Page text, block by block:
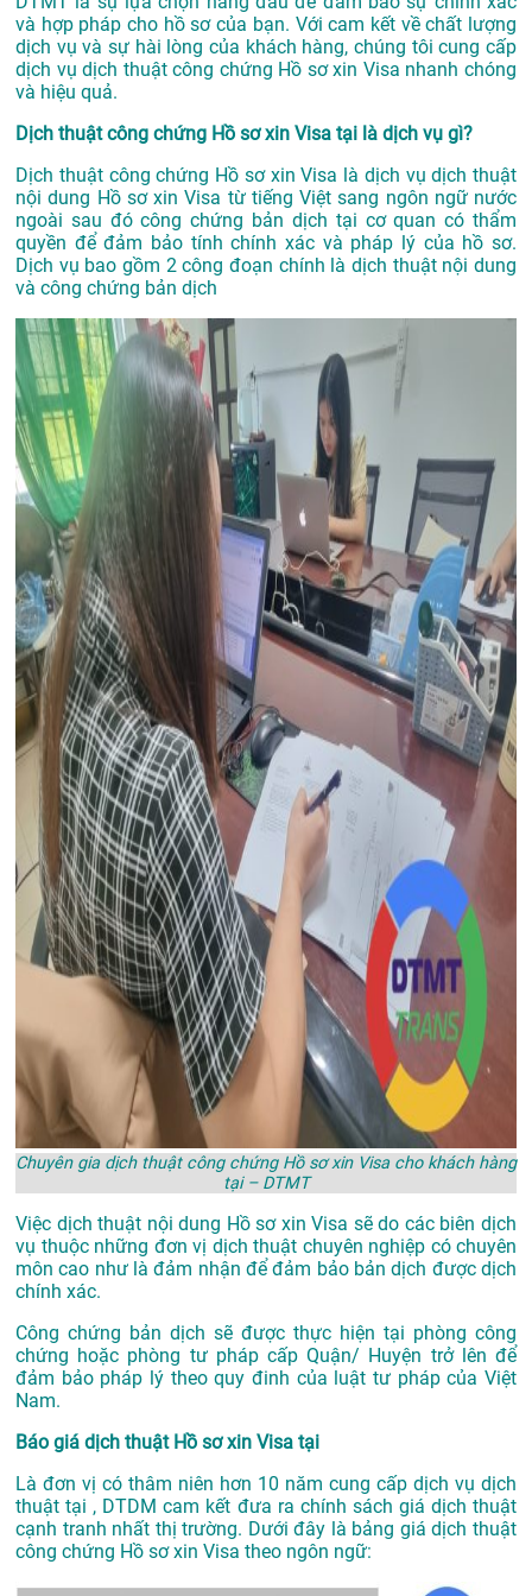
và hợp pháp cho hồ sơ của bạn. Với cam kết về chất lượng
dịch vụ và sự hài lòng của khách hàng, chúng tôi cung cấp
dịch vụ dịch thuật công chứng Hồ sơ xin Visa nhanh chóng
và hiệu quả.
Dịch thuật công chứng Hồ sơ xin Visa tại là dịch vụ gì?
Dịch thuật công chứng Hồ sơ xin Visa là dịch vụ dịch thuật
nội dung Hồ sơ xin Visa từ tiếng Việt sang ngôn ngữ nước
ngoài sau đó công chứng bản dịch tại cơ quan có thẩm
quyền để đảm bảo tính chính xác và pháp lý của hồ sơ.
Dịch vụ bao gồm 2 công đoạn chính là dịch thuật nội dung
và công chứng bản dịch
Chuyên gia dịch thuật công chứng Hồ sơ xin Visa cho khách hàng
tại – DTMT
Việc dịch thuật nội dung Hồ sơ xin Visa sẽ do các biên dịch
vụ thuộc những đơn vị dịch thuật chuyên nghiệp có chuyên
môn cao như là đảm nhận để đảm bảo bản dịch được dịch
chính xác.
Công chứng bản dịch sẽ được thực hiện tại phòng công
chứng hoặc phòng tư pháp cấp Quận/ Huyện trở lên để
đảm bảo pháp lý theo quy đinh của luật tư pháp của Việt
Nam.
Báo giá dịch thuật Hồ sơ xin Visa tại
Là đơn vị có thâm niên hơn 10 năm cung cấp dịch vụ dịch
thuật tại , DTDM cam kết đưa ra chính sách giá dịch thuật
cạnh tranh nhất thị trường. Dưới đây là bảng giá dịch thuật
công chứng Hồ sơ xin Visa theo ngôn ngữ: